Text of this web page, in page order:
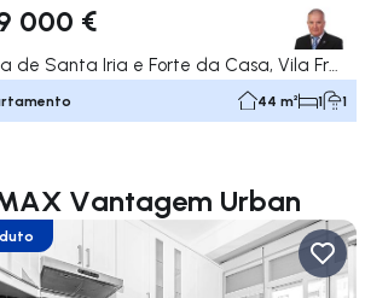
000 €
Póvoa de Santa Iria e Forte da Casa, Vila Franca de Xira
44 m² 1 1
Vantagem Urban